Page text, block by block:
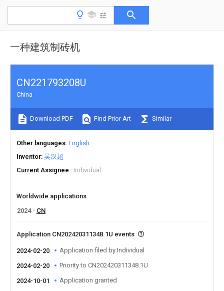
一种建筑制砖机
CN221793208U
China
Download PDF Find Prior Art Similar
Other languages English
Inventor 吴汉超
Current Assignee
Individual
Worldwide applications
2024
CN
Application CN202420311348.1U events
2024-02-20 Application filed by Individual
2024-02-20 Priority to CN202420311348.1U
2024-10-01 Application granted